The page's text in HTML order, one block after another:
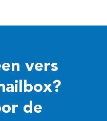
vers
de